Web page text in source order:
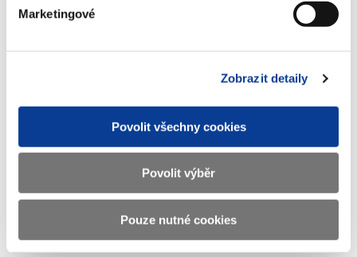
Marketingové
Zobrazit detaily
Povolit všechny cookies
Povolit výběr
Pouze nutné cookies
Ministerstvo financí ČR
Letenská 15, 118 10 Praha